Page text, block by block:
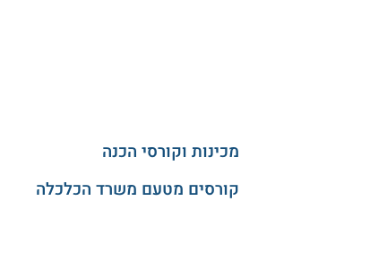
מכינות וקורסי הכנה
קורסים מטעם משרד הכלכלה